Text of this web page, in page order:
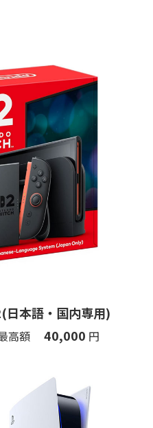
本語・国内専用)
高額 40,000 円